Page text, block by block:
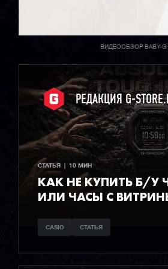
ВИДЕООБЗОР BABY-G
РЕДАКЦИЯ G-
СТАТЬЯ  |  10 МИН
КАК НЕ КУПИТЬ Б/У
ИЛИ ЧАСЫ С
CASIO СТАТЬЯ